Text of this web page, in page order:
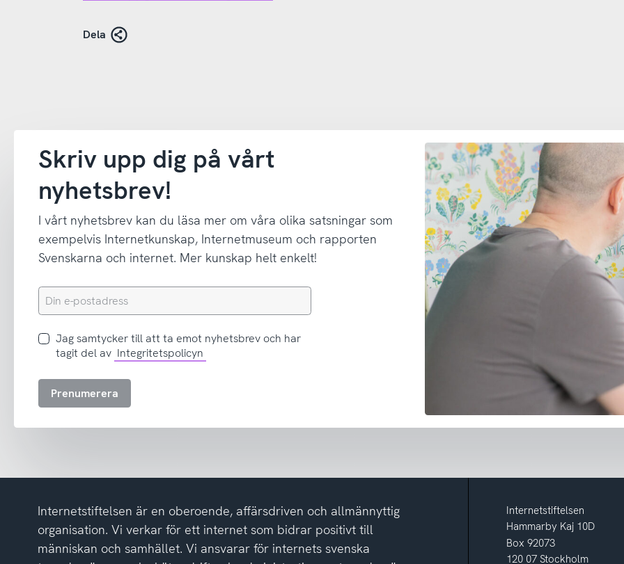
Dela
Skriv upp dig på vårt
nyhetsbrev!
I vårt nyhetsbrev kan du läsa mer om våra olika satsningar som
exempelvis Internetkunskap, Internetmuseum och rapporten
Svenskarna och internet. Mer kunskap helt enkelt!
Din
e-
Jag
samtycker
att
nyhetsbrev
tagit
av
integritetspolicyn
Jag samtycker till att ta emot nyhetsbrev och har
tagit del av Integritetspolicyn
Prenumerera
Internetstiftelsen är en oberoende, affärsdriven och allmännyttig
organisation. Vi verkar för ett internet som bidrar positivt till
människan och samhället. Vi ansvarar för internets svenska
Internetstiftelsen
Hammarby Kaj 10D
Box 92073
120 07 Stockholm